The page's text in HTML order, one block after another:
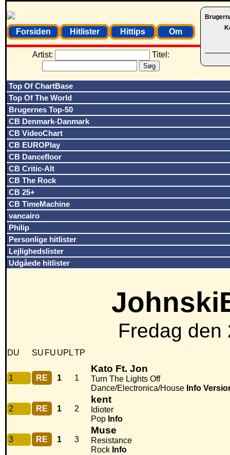
Forsiden Hitlister Hittips Om
Artist: Titel:
Top Of ChartBase
Top Of The World
Brugernes Top-50
CB Denmark-Danmark
CB VideoChart
CB EUROPlay
CB Dancefloor
CB Critic-Alt
CB The Rock
CB 25+
CB TimeMachine
vancairo
Philip
Personlige hitlister
Lejlighedslister
Udgåede hitlister
Fredag
DU SU FU UPLTP
1 RE 1 1
Kato Ft. Jon
Turn The Lights Off
Dance/Electronica/House Info
2 RE 1 2
kent
Idioter
Pop Info
3 RE 1 3
Muse
Resistance
Rock Info